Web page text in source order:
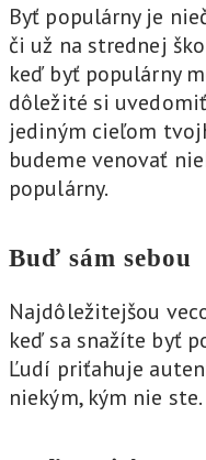
Byť populárny je
či už na strednej
keď byť populárny
dôležité si
jediným cieľom
budeme venovať
populárny.
Buď sám sebou
Najdôležitejšou
keď sa snažíte byť
Ľudí priťahuje
niekým, kým nie ste.